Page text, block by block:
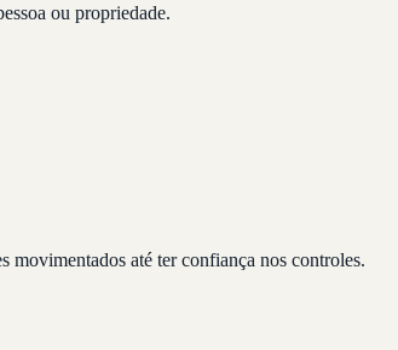
ou propriedade.
movimentados até ter confiança nos controles.